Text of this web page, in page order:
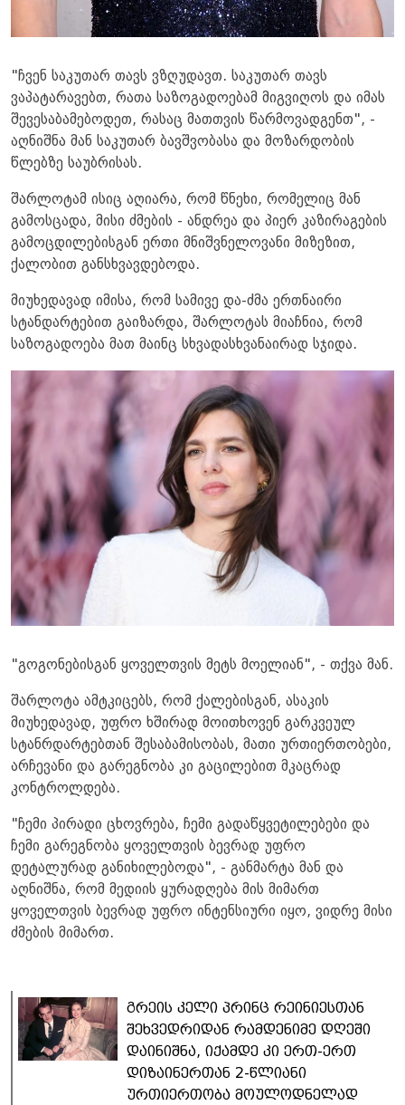
"ჩვენ საკუთარ თავს ვზღუდავთ. საკუთარ თავს
ვაპატარავებთ, რათა საზოგადოებამ მიგვიღოს და იმას
შევესაბამებოდეთ, რასაც მათთვის წარმოვადგენთ", -
აღნიშნა მან საკუთარ ბავშვობასა და მოზარდობის
წლებზე საუბრისას.
შარლოტამ ისიც აღიარა, რომ წნეხი, რომელიც მან
გამოსცადა, მისი ძმების - ანდრეა და პიერ კაზირაგების
გამოცდილებისგან ერთი მნიშვნელოვანი მიზეზით,
ქალობით განსხვავდებოდა.
მიუხედავად იმისა, რომ სამივე და-ძმა ერთნაირი
სტანდარტებით გაიზარდა, შარლოტას მიაჩნია, რომ
საზოგადოება მათ მაინც სხვადასხვანაირად სჯიდა.
"გოგონებისგან ყოველთვის მეტს მოელიან", - თქვა მან.
შარლოტა ამტკიცებს, რომ ქალებისგან, ასაკის
მიუხედავად, უფრო ხშირად მოითხოვენ გარკვეულ
სტანრდარტებთან შესაბამისობას, მათი ურთიერთობები,
არჩევანი და გარეგნობა კი გაცილებით მკაცრად
კონტროლდება.
"ჩემი პირადი ცხოვრება, ჩემი გადაწყვეტილებები და
ჩემი გარეგნობა ყოველთვის ბევრად უფრო
დეტალურად განიხილებოდა", - განმარტა მან და
აღნიშნა, რომ მედიის ყურადღება მის მიმართ
ყოველთვის ბევრად უფრო ინტენსიური იყო, ვიდრე მისი
ძმების მიმართ.
გრეის კელი პრინც რეინიესთან
შეხვედრიდან რამდენიმე დღეში
დაინიშნა, იქამდე კი ერთ-ერთ
დიზაინერთან 2-წლიანი
ურთიერთობა მოულოდნელად